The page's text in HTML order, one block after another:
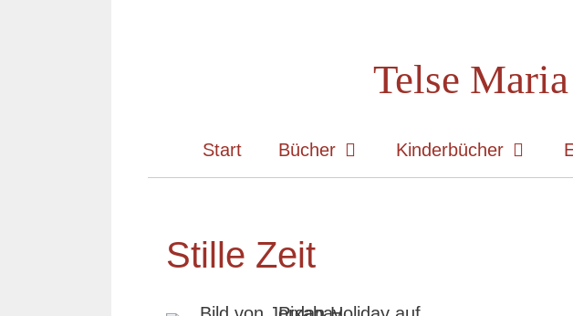
Telse
Start Bücher Kinderbücher
Stille Zeit